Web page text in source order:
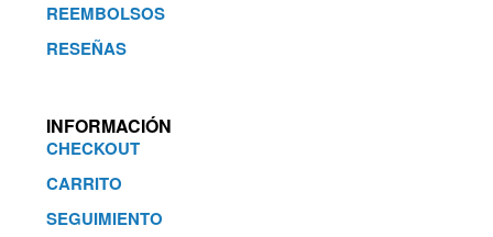
REEMBOLSOS
RESEÑAS
INFORMACIÓN
CHECKOUT
CARRITO
SEGUIMIENTO